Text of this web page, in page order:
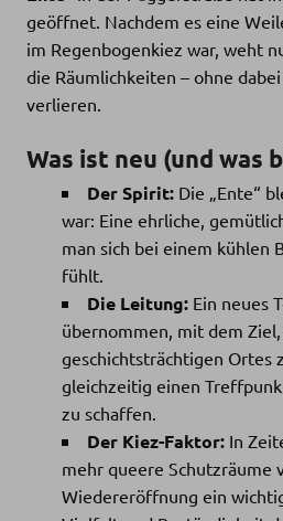
geöffnet. Nachdem es eine
im Regenbogenkiez war, weht
die Räumlichkeiten – ohne
verlieren.
Was ist neu (und was
Der Spirit: Die „Ente“
war: Eine ehrliche,
man sich bei einem kühlen
fühlt.
Die Leitung: Ein neues
übernommen, mit dem
geschichtsträchtigen Ortes
gleichzeitig einen
zu schaffen.
Der Kiez-Faktor: In
mehr queere Schutzräume
Wiedereröffnung ein